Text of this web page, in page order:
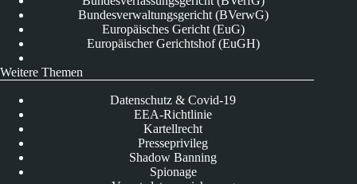
Bundesverwaltungsgericht (BVerwG)
Europäisches Gericht (EuG)
Europäischer Gerichtshof (EuGH)
Weitere Themen
Datenschutz & Covid-19
EEA-Richtlinie
Kartellrecht
Presseprivileg
Shadow Banning
Spionage